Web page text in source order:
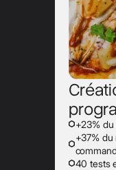
+23%
+37%
40 tests